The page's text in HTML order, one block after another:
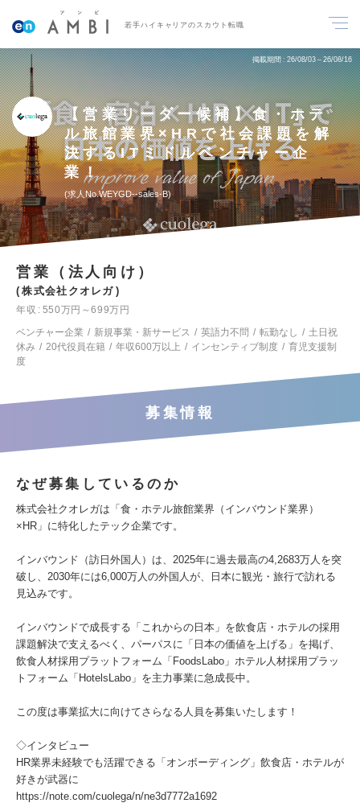
若手ハイキャリアのスカウト転職
掲載期間 26/08/03～26/08/16
【営業リーダー候補】食・ホテ
ル旅館業界×HRで社会課題を解
決するITミドルベンチャー企
業！
求人No.WEYGD--sales-B
営業（法人向け）
株式会社クオレガ
年収
550万円～699万円
ベンチャー企業
新規事業・新サービス 英語力不問 転勤なし
土日祝
休み
20代役員在籍 年収600万以上 インセンティブ制度
育児支援制
度
募集情報
なぜ募集しているのか
株式会社クオレガは「食・ホテル旅館業界（インバウンド業界）
×HR」に特化したテック企業です。
インバウンド（訪日外国人）は、2025年に過去最高の4,2683万人を突
破し、2030年には6,000万人の外国人が、日本に観光・旅行で訪れる
見込みです。
インバウンドで成長する「これからの日本」を飲食店・ホテルの採用
課題解決で支えるべく、パーパスに「日本の価値を上げる」を掲げ、
飲食人材採用プラットフォーム「FoodsLabo」ホテル人材採用プラッ
トフォーム「HotelsLabo」を主力事業に急成長中。
この度は事業拡大に向けてさらなる人員を募集いたします！
◇インタビュー
HR業界未経験でも活躍できる「オンボーディング」飲食店・ホテルが
好きが武器に
https://note.com/cuolega/n/ne3d7772a1692